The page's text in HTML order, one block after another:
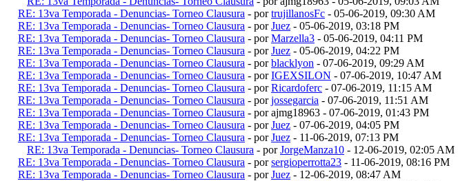
RE: 13va Temporada - Denuncias- Torneo Clausura - portrujillanosFc - 05-06-2019, 09:30 AM
RE: 13va Temporada - Denuncias- Torneo Clausura - porJuez - 05-06-2019, 03:18 PM
RE: 13va Temporada - Denuncias- Torneo Clausura - porMarzella3 - 05-06-2019, 04:11 PM
RE: 13va Temporada - Denuncias- Torneo Clausura - porJuez - 05-06-2019, 04:22 PM
RE: 13va Temporada - Denuncias- Torneo Clausura - porblacklyon - 07-06-2019, 09:29 AM
RE: 13va Temporada - Denuncias- Torneo Clausura - porIGEXSILON - 07-06-2019, 10:47 AM
RE: 13va Temporada - Denuncias- Torneo Clausura - porRicardoferc - 07-06-2019, 11:15 AM
RE: 13va Temporada - Denuncias- Torneo Clausura - porjossegarcia - 07-06-2019, 11:51 AM
RE: 13va Temporada - Denuncias- Torneo Clausura - por ajmg18963 - 07-06-2019, 01:43 PM
RE: 13va Temporada - Denuncias- Torneo Clausura - porJuez - 07-06-2019, 04:05 PM
RE: 13va Temporada - Denuncias- Torneo Clausura - porJuez - 11-06-2019, 07:13 PM
RE: 13va Temporada - Denuncias- Torneo Clausura - porJorgeManza10 - 12-06-2019, 02:05 AM
RE: 13va Temporada - Denuncias- Torneo Clausura - porsergioperrotta23 - 11-06-2019, 08:16 PM
RE: 13va Temporada - Denuncias- Torneo Clausura - porJuez - 12-06-2019, 08:47 AM